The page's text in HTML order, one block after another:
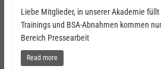
Liebe Mitglieder, in unserer Akademie
Trainings und BSA-Abnahmen kommen
Bereich Pressearbeit
Read more